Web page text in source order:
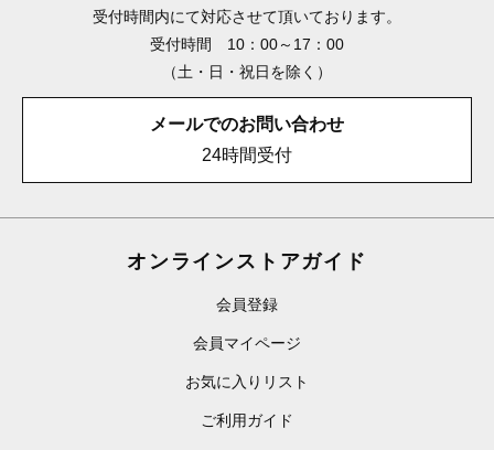
受付時間内にて対応させて頂いております。
受付時間 10：00～17：00
（土・日・祝日を除く）
メールでのお問い合わせ
24時間受付
オンラインストアガイド
会員登録
会員マイページ
お気に入りリスト
ご利用ガイド